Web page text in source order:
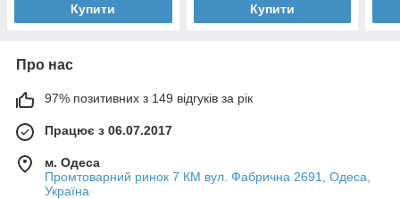
Купити Купити
Про нас
97% позитивних з 149 відгуків за рік
Працює з 06.07.2017
м. Одеса
Промтоварний ринок 7 КМ вул. Фабрична 2691, Одеса,
Україна